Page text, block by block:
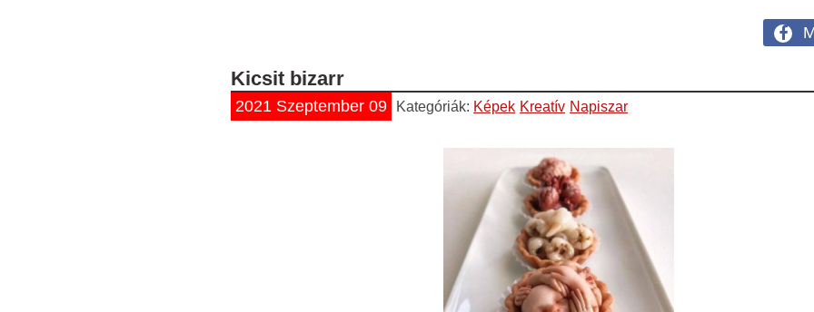
Kicsit bizarr
2021 Szeptember 09 Kategóriák: Képek Kreatív Napiszar